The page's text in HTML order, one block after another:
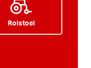
Rolstoel